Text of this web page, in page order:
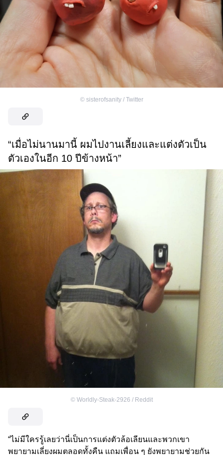
© sisterofsanity / Twitter
“เมื่อไม่นานมานี้ ผมไปงานเลี้ยงและแต่งตัวเป็น
ตัวเองในอีก 10 ปีข้างหน้า”
© Worldly-Steak-2926 / Reddit
“ไม่มีใครรู้เลยว่านี่เป็นการแต่งตัวล้อเลียนและพวกเขา
พยายามเลี่ยงผมตลอดทั้งคืน แถมเพื่อน ๆ ยังพยายามช่วยกัน